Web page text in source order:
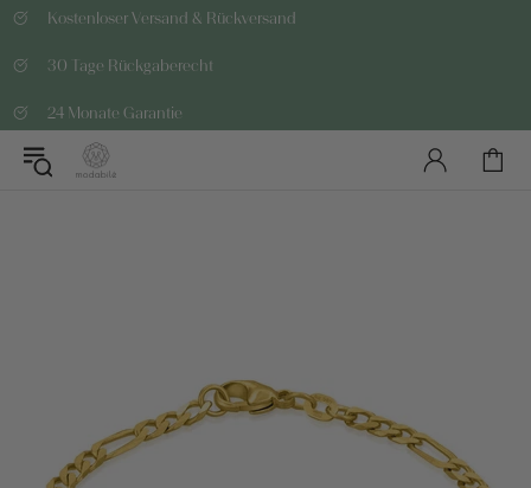
Kostenloser Versand & Rückversand
30 Tage Rückgaberecht
24 Monate Garantie